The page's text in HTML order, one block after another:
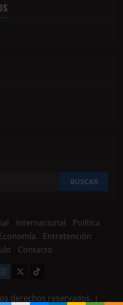
Internacional
Política
Economía
Entretención
Contacto
derechos reservados. |